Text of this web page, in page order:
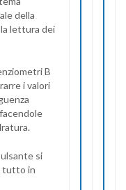
della
lettura dei
B
i valori
si
tutto in